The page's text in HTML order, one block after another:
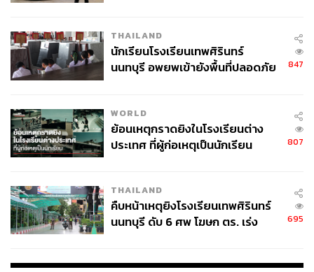
ว่าในฐานะที่ก่อนหน้านี้เขานั่งอยู่ในเก้าอี้ ผู้อำนวยการฝ่าย
พัฒนาเทคนิค และมีโอกาสเห็นการทำงานของ มาซาทาดะ
อิชิอิ อย่างใกล้ชิด
ถึงวันที่ต้องรับไม้ต่อ เขาจะสานต่อ หรือสร้างทางของตัวเอง
ให้กับทีมชาติไทย?
ฮัตสันตอบด้วยน้ำเสียงให้เกียรติอย่างเต็มที่ต่อสิ่งที่อิชิอิได้วาง
แต่คือการต่อยอดและพัฒนา
“ผมเคารพและนับถือโค้ชอิชิอิในสิ่งที่เขาทำมา และมันคง
ในทีมในช่วงที่ผ่านมา ถือว่าดูดีแล้ว ทุกคนก็กำลังอยู่ในจุดที่ดี
THAILAND
นักเรียนโรงเรียนเทพศิรินทร์
นนทบุรี อพยพเข้ายังพื้นที่ปลอดภัย
847
WORLD
ย้อนเหตุกราดยิงในโรงเรียนต่าง
ประเทศ ที่ผู้ก่อเหตุเป็นนักเรียน
807
THAILAND
คืบหน้าเหตุยิงโรงเรียนเทพศิรินทร์
นนทบุรี ดับ 6 ศพ โฆษก ตร. เร่ง
695